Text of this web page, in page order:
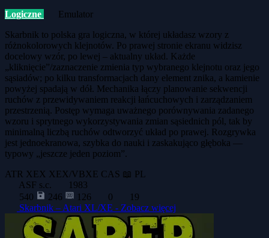
Logiczne
Emulator
Skarbnik to polska gra logiczna, w której układasz wzory z
różnokolorowych klejnotów. Po prawej stronie ekranu widzisz
docelowy wzór, po lewej – aktualny układ. Każde
„kliknięcie”/zaznaczenie zmienia typ wybranego klejnotu oraz jego
sąsiadów; po kilku transformacjach dany element znika, a kamienie
powyżej spadają w dół. Mechanika łączy planowanie sekwencji
ruchów z przewidywaniem reakcji łańcuchowych i zarządzaniem
przestrzenią. Postęp wymaga uważnego porównywania zadanego
wzoru i sprytnego wykorzystywania zmian sąsiednich pól, tak by
minimalną liczbą ruchów odtworzyć układ po prawej. Rozgrywka
jest jednoekranowa, szybka do nauki i zaskakująco głęboka —
typowy „jeszcze jeden poziom”.
ATR XEX XEX/VBXE CAS 📖 PL
ASF s.c.
1983
540
246 126 0
19
Skarbnik – Atari XL/XE - Zobacz więcej